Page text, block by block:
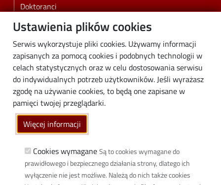
Ustawienia plików cookies
Serwis wykorzystuje pliki cookies. Używamy informacji
zapisanych za pomocą cookies i podobnych technologii w
celach statystycznych oraz w celu dostosowania serwisu
do indywidualnych potrzeb użytkowników. Jeśli wyrażasz
zgodę na używanie cookies, to będą one zapisane w
pamięci twojej przeglądarki.
Więcej informacji
Cookies wymagane Są to cookies wymagane do
prawidłowego i bezpiecznego działania strony, dlatego ich
wyłączenie nie jest możliwe. Należą do nich także cookies
Doktoranci
Pracownicy
Biznes
Media
Społeczność lokalna
Linki
Wikamp
Poczta elektroniczna
Biblioteka PŁ
Dyscypliny naukowe w PŁ
Inicjatywa Doskonałości Uczelnia Badawcza